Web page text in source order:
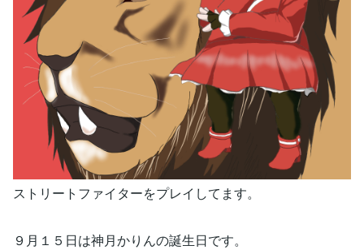
ストリートファイターをプレイしてます。
９月１５日は神月かりんの誕生日です。